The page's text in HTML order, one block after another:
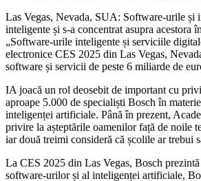
Las Vegas, Nevada, SUA: Software-urile și
inteligente și s-a concentrat asupra
„Software-urile inteligente și serviciile
electronice CES 2025 din Las Vegas,
software și servicii de peste 6 miliarde de
IA joacă un rol deosebit de important cu
aproape 5.000 de specialiști Bosch în
inteligenței artificiale. Până în prezent,
privire la așteptările oamenilor față de noile
iar două treimi consideră că școlile ar trebui
La CES 2025 din Las Vegas, Bosch
software-urilor și al inteligenței artificiale,